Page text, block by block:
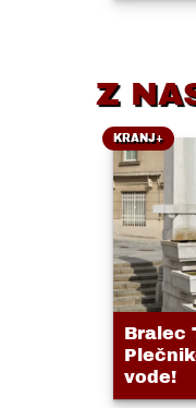
Z
KRANJ+
Bralec
vode!